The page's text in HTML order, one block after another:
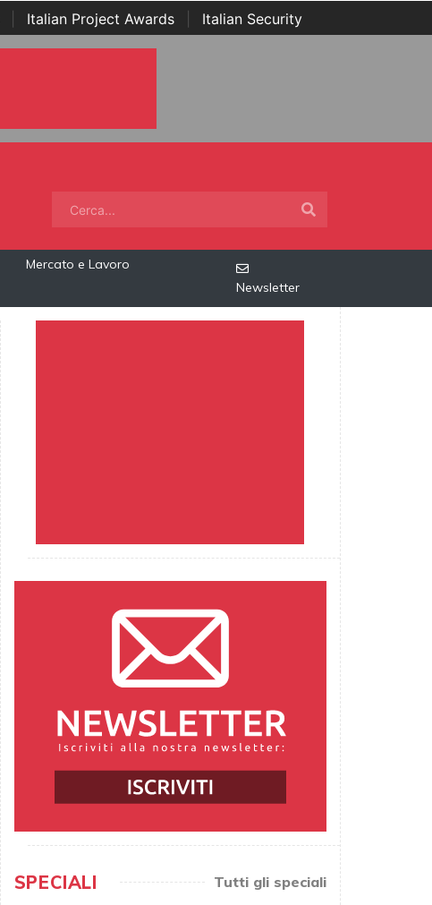
Italian Project Awards
Italian Security
Mercato e Lavoro
Newsletter
SPECIALI Tutti gli speciali